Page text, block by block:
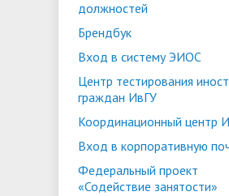
должностей
Брендбук
Вход в систему ЭИОС
Центр тестирования
граждан ИвГУ
Координационный центр
Вход в корпоративную
Федеральный проект
«Содействие занятости»